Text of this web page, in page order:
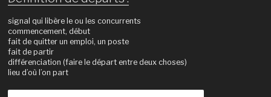
signal qui libère le ou les concurrents
commencement, début
fait de quitter un emploi, un poste
fait de partir
différenciation (faire le départ entre deux choses)
lieu d’où l’on part